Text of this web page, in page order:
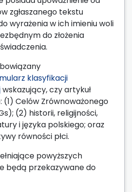
zgłaszanego tekstu
wyrażenia w ich imieniu woli
do złożenia
klasyfikacji
wskazujący, czy artykuł
(1) Celów Zrównoważonego
(2) historii, religijności,
i języka polskiego; oraz
równości płci.
powyższych
będą przekazywane do